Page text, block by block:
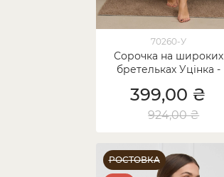
70260-У
Сорочка на широких
бретельках Уцінка -
399,00 ₴
924,00 ₴
РОСТОВКА